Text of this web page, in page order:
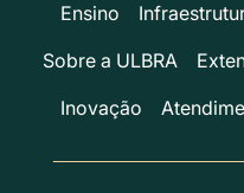
Ensino
Sobre a ULBRA
Inovação